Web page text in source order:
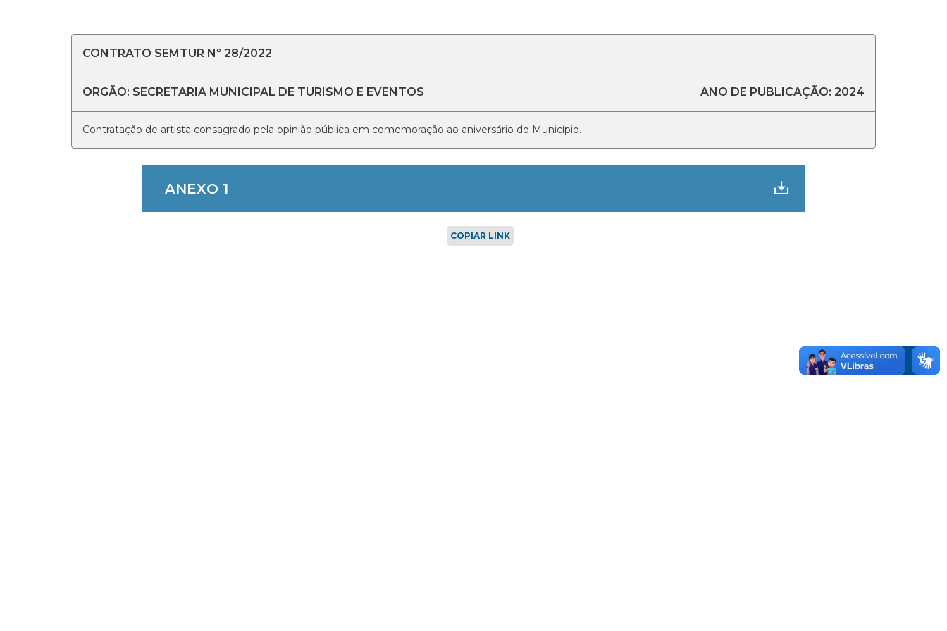
CONTRATO SEMTUR Nº 28/2022
ORGÃO: SECRETARIA MUNICIPAL DE TURISMO E EVENTOS ANO DE PUBLICAÇÃO: 2024
Contratação de artista consagrado pela opinião pública em comemoração ao aniversário do Município.
ANEXO 1
COPIAR LINK